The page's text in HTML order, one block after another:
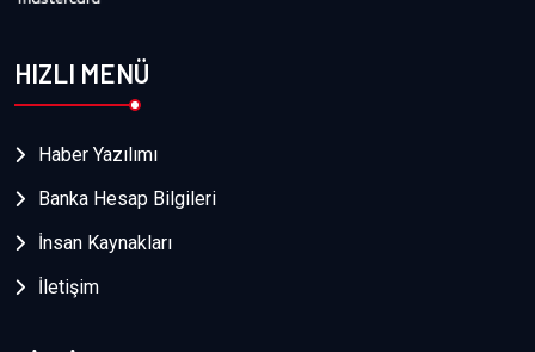
HIZLI MENÜ
Haber Yazılımı
Banka Hesap Bilgileri
İnsan Kaynakları
İletişim